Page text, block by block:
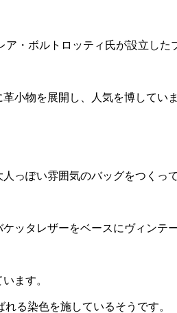
・ボルトロッティ氏が設立した
小物を展開し、人気を博していま
っぽい雰囲気のバッグをつくっ
ッタレザーをベースにヴィンテ
ます。
る染色を施しているそうです。